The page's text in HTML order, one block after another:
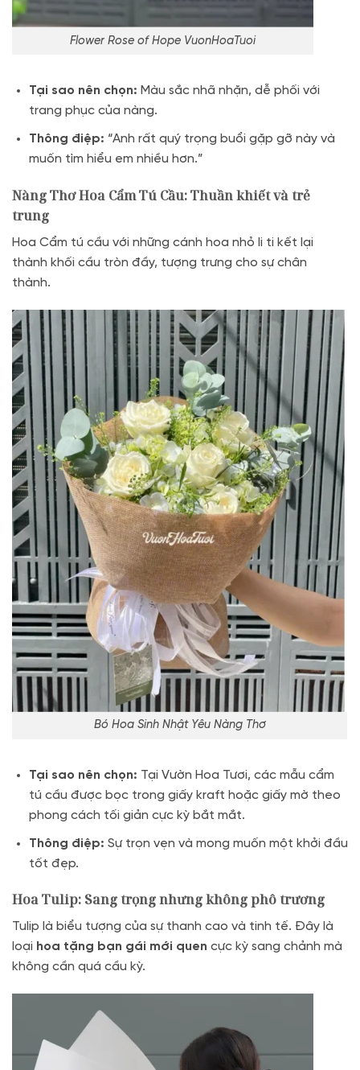
Flower Rose of Hope VuonHoaTuoi
Tại sao nên chọn: Màu sắc nhã nhặn, dễ phối với
trang phục của nàng.
Thông điệp: “Anh rất quý trọng buổi gặp gỡ này và
muốn tìm hiểu em nhiều hơn.”
Nàng Thơ Hoa Cẩm Tú Cầu: Thuần khiết và trẻ
trung
Hoa Cẩm tú cầu với những cánh hoa nhỏ li ti kết lại
thành khối cầu tròn đầy, tượng trưng cho sự chân
thành.
Bó Hoa Sinh Nhật Yêu Nàng Thơ
Tại sao nên chọn: Tại Vườn Hoa Tươi, các mẫu cẩm
tú cầu được bọc trong giấy kraft hoặc giấy mờ theo
phong cách tối giản cực kỳ bắt mắt.
Thông điệp: Sự trọn vẹn và mong muốn một khởi đầu
tốt đẹp.
Hoa Tulip: Sang trọng nhưng không phô trương
Tulip là biểu tượng của sự thanh cao và tinh tế. Đây là
loại hoa tặng bạn gái mới quen cực kỳ sang chảnh mà
không cần quá cầu kỳ.